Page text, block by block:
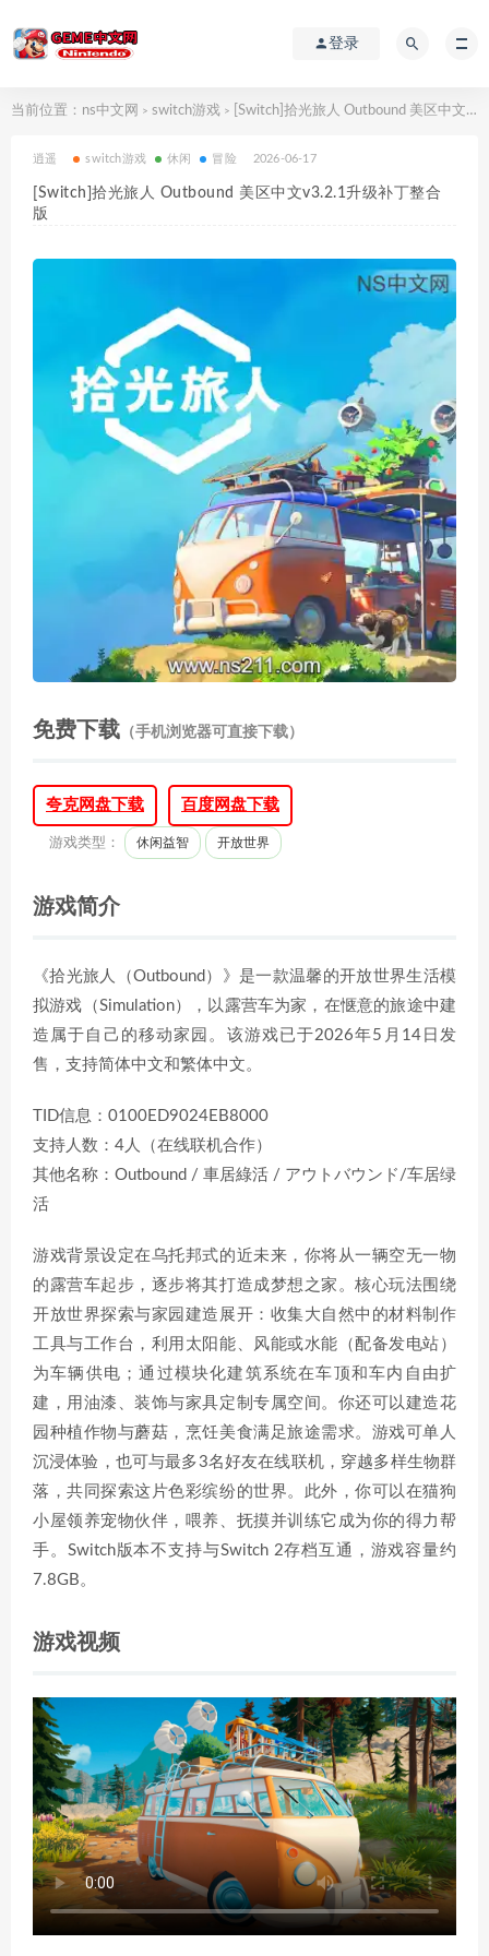
登录
当前位置： ns中文网 > switch游戏 > [Switch]拾光旅人 Outbound 美区中文v3.2.1升级补丁整合版
逍遥 switch游戏 休闲 冒险 2026-06-17
[Switch]拾光旅人 Outbound 美区中文v3.2.1升级补丁整合
版
免费下载 （手机浏览器可直接下载）
夸克网盘下载 百度网盘下载
游戏类型： 休闲益智 开放世界
游戏简介
《拾光旅人（Outbound）》是一款温馨的开放世界生活模
拟游戏（Simulation），以露营车为家，在惬意的旅途中建
造属于自己的移动家园。该游戏已于2026年5月14日发
售，支持简体中文和繁体中文。
TID信息：0100ED9024EB8000
支持人数：4人（在线联机合作）
其他名称：Outbound / 車居綠活 / アウトバウンド/车居绿
活
游戏背景设定在乌托邦式的近未来，你将从一辆空无一物
的露营车起步，逐步将其打造成梦想之家。核心玩法围绕
开放世界探索与家园建造展开：收集大自然中的材料制作
工具与工作台，利用太阳能、风能或水能（配备发电站）
为车辆供电；通过模块化建筑系统在车顶和车内自由扩
建，用油漆、装饰与家具定制专属空间。你还可以建造花
园种植作物与蘑菇，烹饪美食满足旅途需求。游戏可单人
沉浸体验，也可与最多3名好友在线联机，穿越多样生物群
落，共同探索这片色彩缤纷的世界。此外，你可以在猫狗
小屋领养宠物伙伴，喂养、抚摸并训练它成为你的得力帮
手。Switch版本不支持与Switch 2存档互通，游戏容量约
7.8GB。
游戏视频